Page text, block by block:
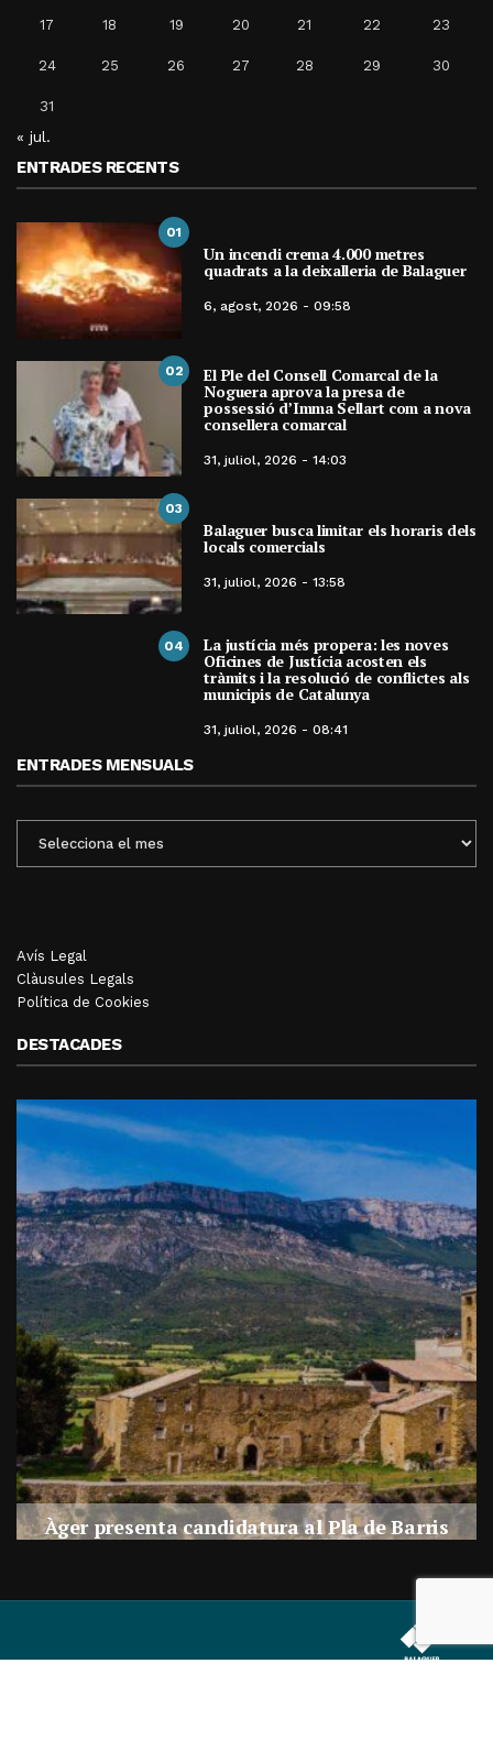
17 18 19 20 21 22 23
24 25 26 27 28 29 30
31
« jul.
ENTRADES RECENTS
01
Un incendi crema 4.000 metres
quadrats a la deixalleria de Balaguer
6, agost, 2026 - 09:58
02 El Ple del Consell Comarcal de la
Noguera aprova la presa de
possessió d’Imma Sellart com a nova
consellera comarcal
31, juliol, 2026 - 14:03
03
Balaguer busca limitar els horaris dels
locals comercials
31, juliol, 2026 - 13:58
04 La justícia més propera: les noves
Oficines de Justícia acosten els
tràmits i la resolució de conflictes als
municipis de Catalunya
31, juliol, 2026 - 08:41
ENTRADES MENSUALS
MENSUALS
Avís Legal
Clàusules Legals
Política de Cookies
DESTACADES
Àger presenta candidatura al Pla de Barris